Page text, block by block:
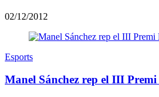
02/12/2012
Esports
Manel Sánchez rep el III